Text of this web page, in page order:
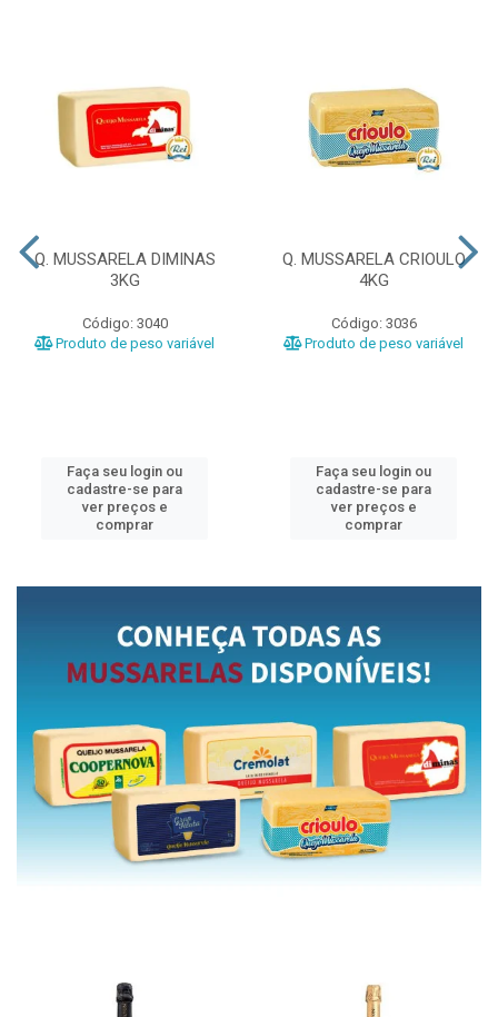
Q. MUSSARELA DIMINAS
3KG
Código: 3040
Produto de peso variável
Faça seu login ou
cadastre-se para
ver preços e
comprar
Q. MUSSARELA CRIOULO
4KG
Código: 3036
Produto de peso variável
Faça seu login ou
cadastre-se para
ver preços e
comprar